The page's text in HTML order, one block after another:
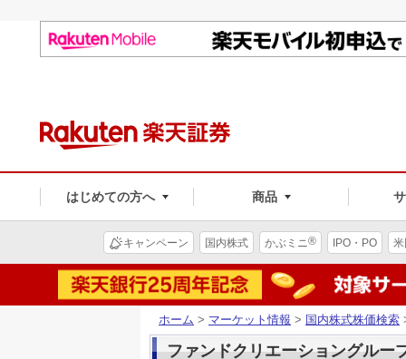
はじめての方へ 商品
キャンペーン 国内株式 かぶミニ® IPO・PO
ホーム > マーケット情報 > 国内株式株価検索
ファンドクリエーショングルー